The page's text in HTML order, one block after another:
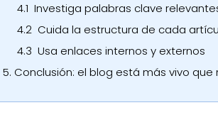
4.1 Investiga palabras clave
4.2 Cuida la estructura de cada
4.3 Usa enlaces internos y externos
5. Conclusión: el blog está más vivo que